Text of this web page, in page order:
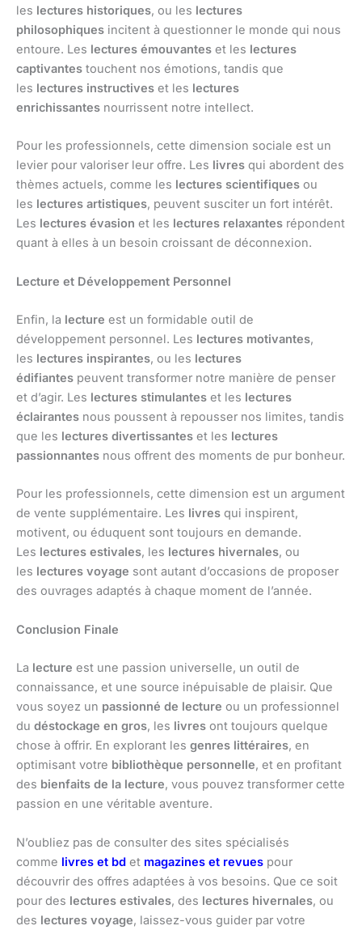
les lectures historiques, ou les lectures
philosophiques incitent à questionner le monde qui nous
entoure. Les lectures émouvantes et les lectures
captivantes touchent nos émotions, tandis que
les lectures instructives et les lectures
enrichissantes nourrissent notre intellect.
Pour les professionnels, cette dimension sociale est un
levier pour valoriser leur offre. Les livres qui abordent des
thèmes actuels, comme les lectures scientifiques ou
les lectures artistiques, peuvent susciter un fort intérêt.
Les lectures évasion et les lectures relaxantes répondent
quant à elles à un besoin croissant de déconnexion.
Lecture et Développement Personnel
Enfin, la lecture est un formidable outil de
développement personnel. Les lectures motivantes,
les lectures inspirantes, ou les lectures
édifiantes peuvent transformer notre manière de penser
et d’agir. Les lectures stimulantes et les lectures
éclairantes nous poussent à repousser nos limites, tandis
que les lectures divertissantes et les lectures
passionnantes nous offrent des moments de pur bonheur.
Pour les professionnels, cette dimension est un argument
de vente supplémentaire. Les livres qui inspirent,
motivent, ou éduquent sont toujours en demande.
Les lectures estivales, les lectures hivernales, ou
les lectures voyage sont autant d’occasions de proposer
des ouvrages adaptés à chaque moment de l’année.
Conclusion Finale
La lecture est une passion universelle, un outil de
connaissance, et une source inépuisable de plaisir. Que
vous soyez un passionné de lecture ou un professionnel
du déstockage en gros, les livres ont toujours quelque
chose à offrir. En explorant les genres littéraires, en
optimisant votre bibliothèque personnelle, et en profitant
des bienfaits de la lecture, vous pouvez transformer cette
passion en une véritable aventure.
N’oubliez pas de consulter des sites spécialisés
comme livres et bd et magazines et revues pour
découvrir des offres adaptées à vos besoins. Que ce soit
pour des lectures estivales, des lectures hivernales, ou
des lectures voyage, laissez-vous guider par votre